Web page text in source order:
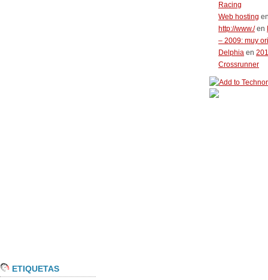
ETIQUETAS
Racing
Web hosting
http://www./en
– 2009: muy
Delphia en
Crossrunner